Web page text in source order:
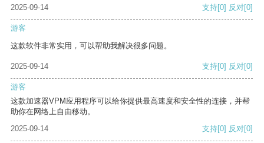
2025-09-14 支持[0] 反对[0]
游客
这款软件非常实用，可以帮助我解决很多问题。
2025-09-14 支持[0] 反对[0]
游客
这款加速器VPM应用程序可以给你提供最高速度和安全性的连接，并帮
助你在网络上自由移动。
2025-09-14
支持[0] 反对[0]